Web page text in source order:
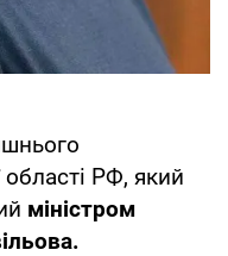
РФ, який
міністром